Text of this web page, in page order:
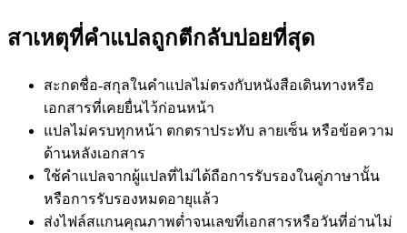
สาเหตุที่คำแปลถูกตีกลับบ่อยที่สุด
สะกดชื่อ-สกุลในคำแปลไม่ตรงกับหนังสือเดินทางหรือ
เอกสารที่เคยยื่นไว้ก่อนหน้า
แปลไม่ครบทุกหน้า ตกตราประทับ ลายเซ็น หรือข้อความ
ด้านหลังเอกสาร
ใช้คำแปลจากผู้แปลที่ไม่ได้ถือการรับรองในคู่ภาษานั้น
หรือการรับรองหมดอายุแล้ว
ส่งไฟล์สแกนคุณภาพต่ำจนเลขที่เอกสารหรือวันที่อ่านไม่